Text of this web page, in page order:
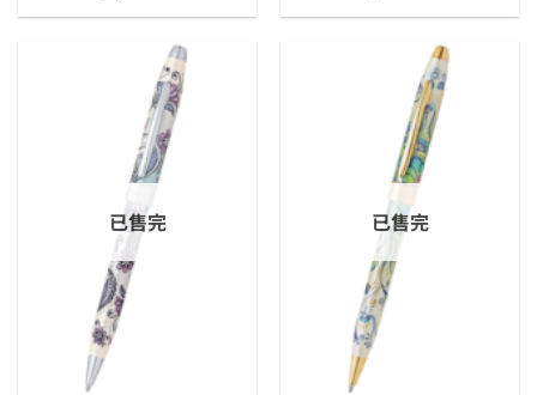
已售完 已售完